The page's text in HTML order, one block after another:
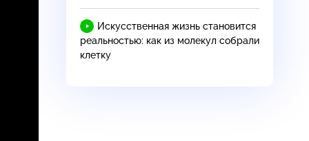
Искусственная жизнь становится
реальностью: как из молекул собрали
клетку